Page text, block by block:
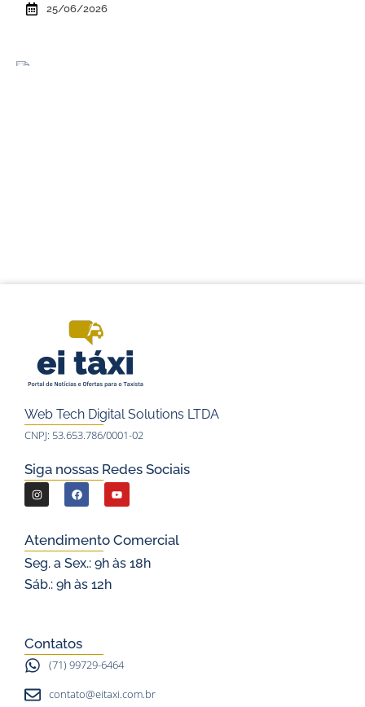
25/06/2026
Web Tech Digital Solutions LTDA
CNPJ: 53.653.786/0001-02
Siga nossas Redes Sociais
I
n
s
t
a
g
m
F
a
e
b
o
Y
o
u
u
Atendimento Comercial
Seg. a Sex.: 9h às 18h
Sáb.: 9h às 12h
Contatos
(71) 99729-6464
contato@eitaxi.com.br